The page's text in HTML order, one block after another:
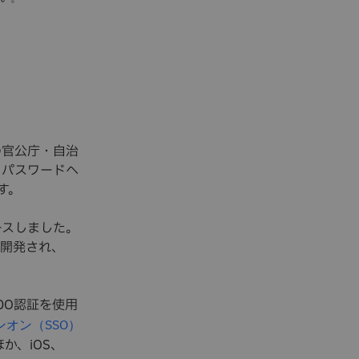
公庁・自治
スワードへ
しました。
され、
認証を使用
ン（SSO）
、iOS、